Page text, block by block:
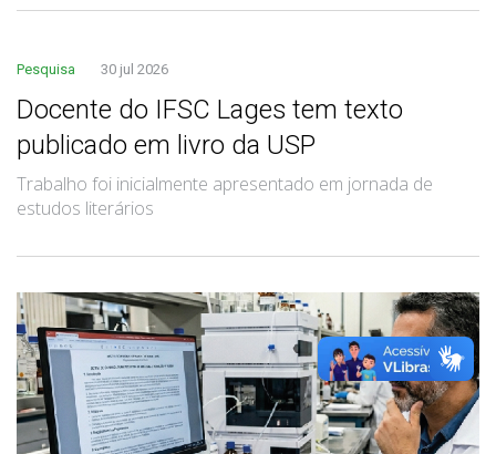
Pesquisa 30 jul 2026
Docente do IFSC Lages tem texto
publicado em livro da USP
Trabalho foi inicialmente apresentado em jornada de
estudos literários